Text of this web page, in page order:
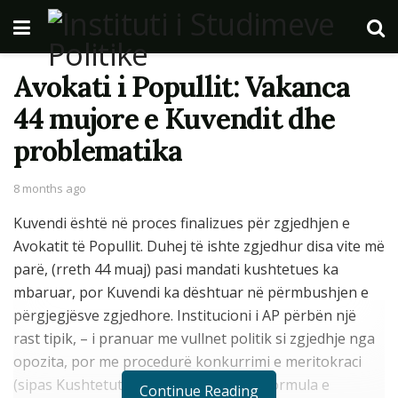
Avokati i Popullit: Vakanca
44 mujore e Kuvendit dhe
problematika
8 months ago
Kuvendi është në proces finalizues për zgjedhjen e
Avokatit të Popullit. Duhej të ishte zgjedhur disa vite më
parë, (rreth 44 muaj) pasi mandati kushtetues ka
mbaruar, por Kuvendi ka dështuar në përmbushjen e
përgjegjësve zgjedhore. Institucioni i AP përbën një
rast tipik, – i pranuar me vullnet politik si zgjedhje nga
opozita, por me procedurë konkurrimi e meritokraci
(sipas Kushtetutës), – prej disa vitesh formula e
Continue Reading